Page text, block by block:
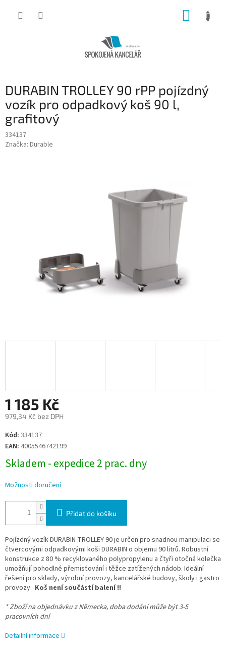
DURABIN TROLLEY 90 rPP pojízdný
vozík pro odpadkový koš 90 l,
grafitový
334137
Značka: Durable
1 185 Kč
979,34 Kč bez DPH
Měrná
cena:
Kód: 334137
EAN: 4005546742199
Skladem - expedice 2 prac. dny
Možnosti doručení
Přidat do košíku
Pojízdný vozík DURABIN TROLLEY 90 je určen pro snadnou manipulaci se
čtvercovými odpadkovými koši DURABIN o objemu 90 litrů. Robustní
konstrukce z 80 % recyklovaného polypropylenu a čtyři otočná kolečka
umožňují pohodlné přemisťování i těžce zatížených nádob. Ideální
řešení pro sklady, výrobní provozy, kancelářské budovy, školy i gastro
provozy. Koš není součástí balení !!
* Zboží na objednávku z Německa, doba dodání může být 3-5
pracovních dní
Detailní informace